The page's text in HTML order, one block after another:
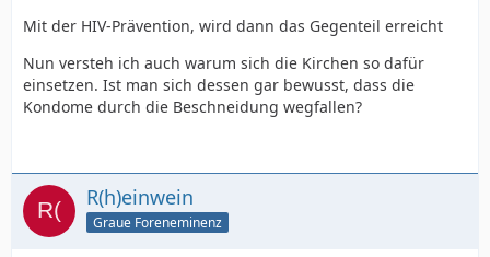
Mit der HIV-Prävention, wird dann das Gegenteil erreicht
Nun versteh ich auch warum sich die Kirchen so dafür
einsetzen. Ist man sich dessen gar bewusst, dass die
Kondome durch die Beschneidung wegfallen?
R(h)einwein
Graue Foreneminenz